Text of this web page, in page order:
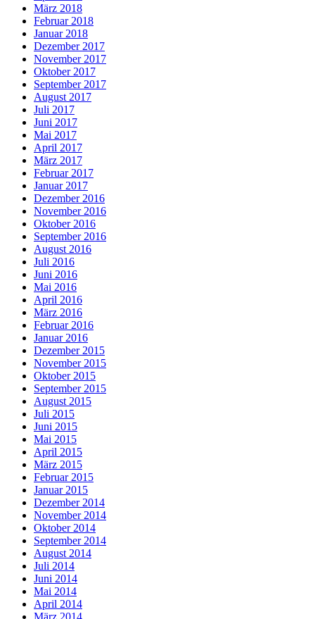
März 2018
Februar 2018
Januar 2018
Dezember 2017
November 2017
Oktober 2017
September 2017
August 2017
Juli 2017
Juni 2017
Mai 2017
April 2017
März 2017
Februar 2017
Januar 2017
Dezember 2016
November 2016
Oktober 2016
September 2016
August 2016
Juli 2016
Juni 2016
Mai 2016
April 2016
März 2016
Februar 2016
Januar 2016
Dezember 2015
November 2015
Oktober 2015
September 2015
August 2015
Juli 2015
Juni 2015
Mai 2015
April 2015
März 2015
Februar 2015
Januar 2015
Dezember 2014
November 2014
Oktober 2014
September 2014
August 2014
Juli 2014
Juni 2014
Mai 2014
April 2014
März 2014